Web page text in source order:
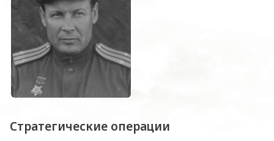
Стратегические операции